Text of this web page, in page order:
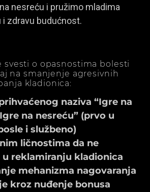
nesreću i pružimo mladima
zdravu budućnost.
svesti o opasnostima bolesti
na smanjenje agresivnih
kladionica:
naziva “Igre na
na nesreću” (prvo u
i službeno)
ličnostima da ne
reklamiranju kladionica
mehanizma nagovaranja
kroz nuđenje bonusa